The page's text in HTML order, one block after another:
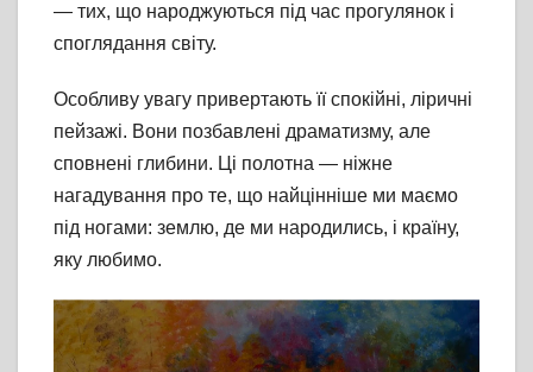
— тих, що народжуються під час прогулянок і
споглядання світу.
Особливу увагу привертають її спокійні, ліричні
пейзажі. Вони позбавлені драматизму, але
сповнені глибини. Ці полотна — ніжне
нагадування про те, що найцінніше ми маємо
під ногами: землю, де ми народились, і країну,
яку любимо.